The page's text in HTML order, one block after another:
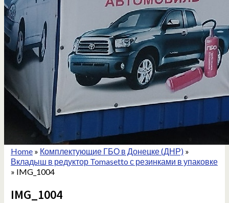
Home» Комплектующие ГБО в Донецке (ДНР)»
Вкладыш в редуктор Tomasetto с резинками в упаковке
» IMG_1004
IMG_1004